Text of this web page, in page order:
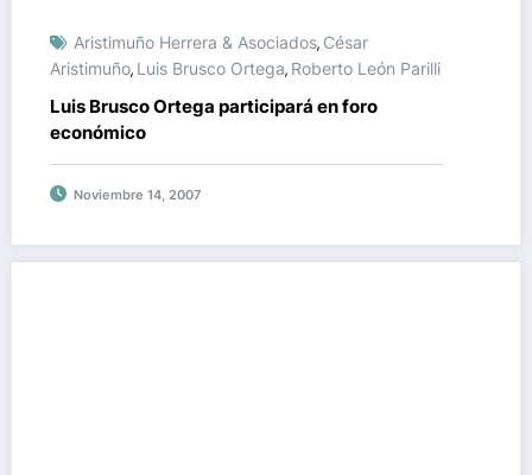
Aristimuño Herrera & Asociados, César
Aristimuño, Luis Brusco Ortega, Roberto León Parilli
Luis Brusco Ortega participará en foro
económico
Noviembre 14, 2007